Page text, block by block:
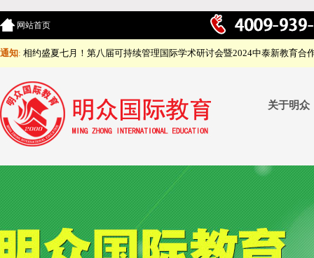
网站首页
通知: 相约盛夏七月！第八届可持续管理国际学术研讨会暨2024中泰新教育合
关于明众